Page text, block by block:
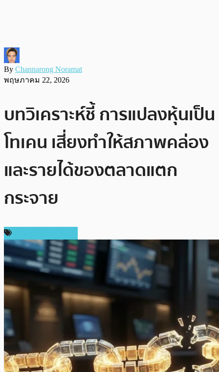
By Channarong Noramat
พฤษภาคม 22, 2026
บทวิเคราะห์ชี้ การแปลงหุ้นเป็น
โทเคน เสี่ยงทำให้สภาพคล่อง
และรายได้ของตลาดแตก
กระจาย